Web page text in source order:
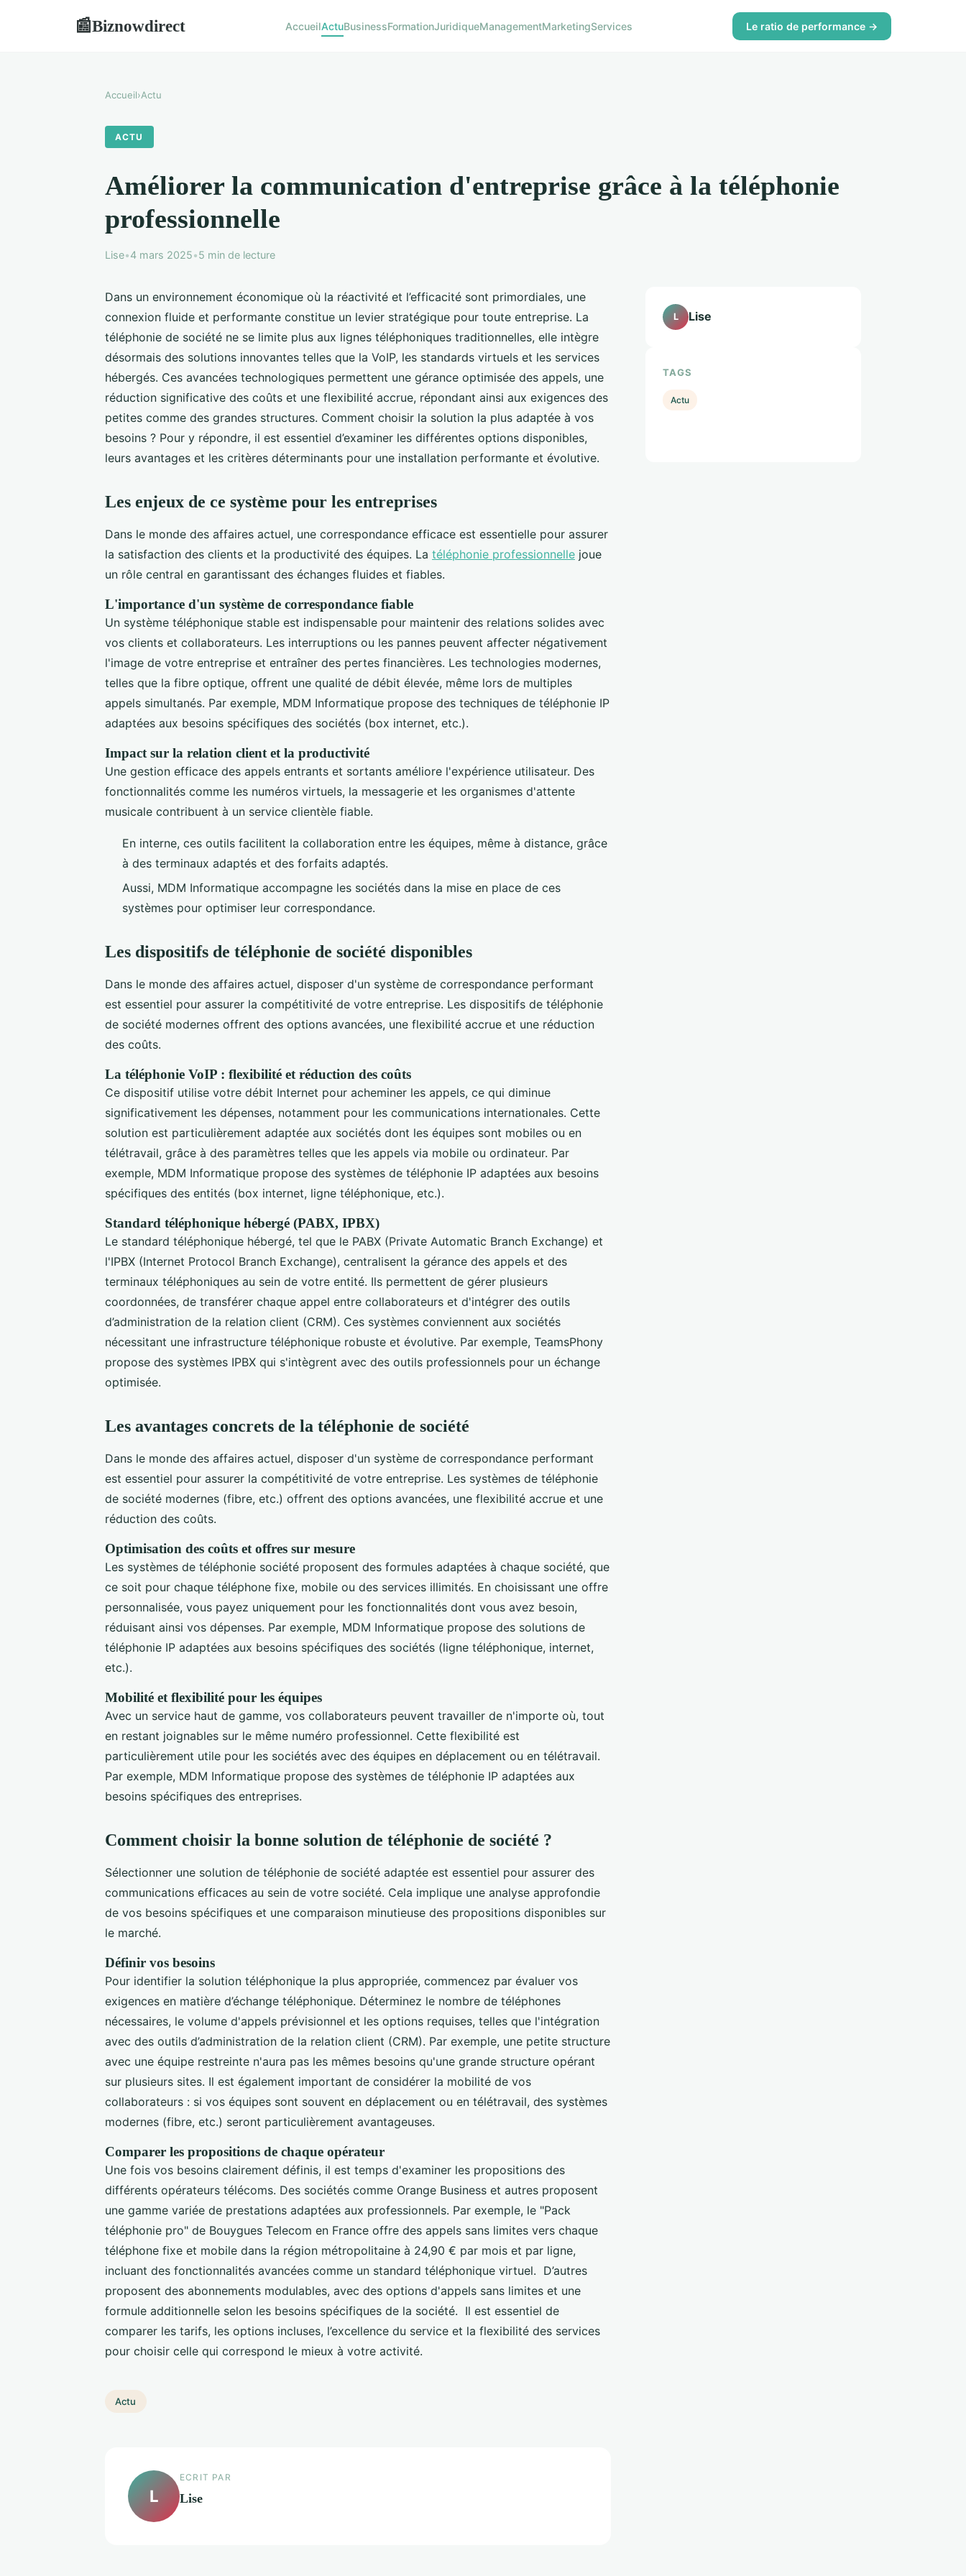
📰Biznowdirect AccueilActuBusinessFormationJuridiqueManagementMarketingServices Le ratio de performance →
Accueil›Actu
ACTU
Améliorer la communication d'entreprise grâce à la téléphonie
professionnelle
Lise•4 mars 2025•5 min de lecture
Dans un environnement économique où la réactivité et l’efficacité sont primordiales, une
connexion fluide et performante constitue un levier stratégique pour toute entreprise. La
téléphonie de société ne se limite plus aux lignes téléphoniques traditionnelles, elle intègre
désormais des solutions innovantes telles que la VoIP, les standards virtuels et les services
hébergés. Ces avancées technologiques permettent une gérance optimisée des appels, une
réduction significative des coûts et une flexibilité accrue, répondant ainsi aux exigences des
petites comme des grandes structures. Comment choisir la solution la plus adaptée à vos
besoins ? Pour y répondre, il est essentiel d’examiner les différentes options disponibles,
leurs avantages et les critères déterminants pour une installation performante et évolutive.
Les enjeux de ce système pour les entreprises
Dans le monde des affaires actuel, une correspondance efficace est essentielle pour assurer
la satisfaction des clients et la productivité des équipes. La téléphonie professionnelle joue
un rôle central en garantissant des échanges fluides et fiables.
L'importance d'un système de correspondance fiable
Un système téléphonique stable est indispensable pour maintenir des relations solides avec
vos clients et collaborateurs. Les interruptions ou les pannes peuvent affecter négativement
l'image de votre entreprise et entraîner des pertes financières. Les technologies modernes,
telles que la fibre optique, offrent une qualité de débit élevée, même lors de multiples
appels simultanés. Par exemple, MDM Informatique propose des techniques de téléphonie IP
adaptées aux besoins spécifiques des sociétés (box internet, etc.).
Impact sur la relation client et la productivité
Une gestion efficace des appels entrants et sortants améliore l'expérience utilisateur. Des
fonctionnalités comme les numéros virtuels, la messagerie et les organismes d'attente
musicale contribuent à un service clientèle fiable.
En interne, ces outils facilitent la collaboration entre les équipes, même à distance, grâce
à des terminaux adaptés et des forfaits adaptés.
Aussi, MDM Informatique accompagne les sociétés dans la mise en place de ces
systèmes pour optimiser leur correspondance.
Les dispositifs de téléphonie de société disponibles
Dans le monde des affaires actuel, disposer d'un système de correspondance performant
est essentiel pour assurer la compétitivité de votre entreprise. Les dispositifs de téléphonie
de société modernes offrent des options avancées, une flexibilité accrue et une réduction
des coûts.
La téléphonie VoIP : flexibilité et réduction des coûts
Ce dispositif utilise votre débit Internet pour acheminer les appels, ce qui diminue
significativement les dépenses, notamment pour les communications internationales. Cette
solution est particulièrement adaptée aux sociétés dont les équipes sont mobiles ou en
télétravail, grâce à des paramètres telles que les appels via mobile ou ordinateur. Par
exemple, MDM Informatique propose des systèmes de téléphonie IP adaptées aux besoins
spécifiques des entités (box internet, ligne téléphonique, etc.).
Standard téléphonique hébergé (PABX, IPBX)
Le standard téléphonique hébergé, tel que le PABX (Private Automatic Branch Exchange) et
l'IPBX (Internet Protocol Branch Exchange), centralisent la gérance des appels et des
terminaux téléphoniques au sein de votre entité. Ils permettent de gérer plusieurs
coordonnées, de transférer chaque appel entre collaborateurs et d'intégrer des outils
d’administration de la relation client (CRM). Ces systèmes conviennent aux sociétés
nécessitant une infrastructure téléphonique robuste et évolutive. Par exemple, TeamsPhony
propose des systèmes IPBX qui s'intègrent avec des outils professionnels pour un échange
optimisée.
Les avantages concrets de la téléphonie de société
Dans le monde des affaires actuel, disposer d'un système de correspondance performant
est essentiel pour assurer la compétitivité de votre entreprise. Les systèmes de téléphonie
de société modernes (fibre, etc.) offrent des options avancées, une flexibilité accrue et une
réduction des coûts.
Optimisation des coûts et offres sur mesure
Les systèmes de téléphonie société proposent des formules adaptées à chaque société, que
ce soit pour chaque téléphone fixe, mobile ou des services illimités. En choisissant une offre
personnalisée, vous payez uniquement pour les fonctionnalités dont vous avez besoin,
réduisant ainsi vos dépenses. Par exemple, MDM Informatique propose des solutions de
téléphonie IP adaptées aux besoins spécifiques des sociétés (ligne téléphonique, internet,
etc.).
Mobilité et flexibilité pour les équipes
Avec un service haut de gamme, vos collaborateurs peuvent travailler de n'importe où, tout
en restant joignables sur le même numéro professionnel. Cette flexibilité est
particulièrement utile pour les sociétés avec des équipes en déplacement ou en télétravail.
Par exemple, MDM Informatique propose des systèmes de téléphonie IP adaptées aux
besoins spécifiques des entreprises.
Comment choisir la bonne solution de téléphonie de société ?
Sélectionner une solution de téléphonie de société adaptée est essentiel pour assurer des
communications efficaces au sein de votre société. Cela implique une analyse approfondie
de vos besoins spécifiques et une comparaison minutieuse des propositions disponibles sur
le marché.
Définir vos besoins
Pour identifier la solution téléphonique la plus appropriée, commencez par évaluer vos
exigences en matière d’échange téléphonique. Déterminez le nombre de téléphones
nécessaires, le volume d'appels prévisionnel et les options requises, telles que l'intégration
avec des outils d’administration de la relation client (CRM). Par exemple, une petite structure
avec une équipe restreinte n'aura pas les mêmes besoins qu'une grande structure opérant
sur plusieurs sites. Il est également important de considérer la mobilité de vos
collaborateurs : si vos équipes sont souvent en déplacement ou en télétravail, des systèmes
modernes (fibre, etc.) seront particulièrement avantageuses.
Comparer les propositions de chaque opérateur
Une fois vos besoins clairement définis, il est temps d'examiner les propositions des
différents opérateurs télécoms. Des sociétés comme Orange Business et autres proposent
une gamme variée de prestations adaptées aux professionnels. Par exemple, le "Pack
téléphonie pro" de Bouygues Telecom en France offre des appels sans limites vers chaque
téléphone fixe et mobile dans la région métropolitaine à 24,90 € par mois et par ligne,
incluant des fonctionnalités avancées comme un standard téléphonique virtuel. D’autres
proposent des abonnements modulables, avec des options d'appels sans limites et une
formule additionnelle selon les besoins spécifiques de la société. Il est essentiel de
comparer les tarifs, les options incluses, l’excellence du service et la flexibilité des services
pour choisir celle qui correspond le mieux à votre activité.
Actu
L
ECRIT PAR
Lise
L Lise
TAGS
Actu